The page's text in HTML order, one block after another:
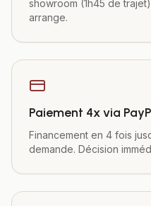
showroom (1h45 de
arrange.
Paiement 4x via
Financement en 4 fois
demande. Décision